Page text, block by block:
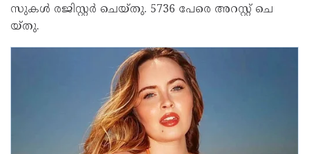
സു​ക​ൾ ര​ജി​സ്റ്റ​ർ ചെ​യ്തു. 5736 പേ​രെ അ​റ​സ്റ്റ് ചെ​
യ്തു.